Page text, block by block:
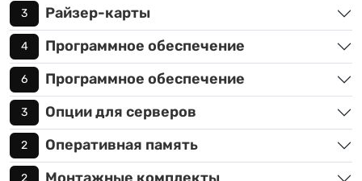
3 Райзер-карты
4 Программное обеспечение
6 Программное обеспечение
3 Опции для серверов
2 Оперативная память